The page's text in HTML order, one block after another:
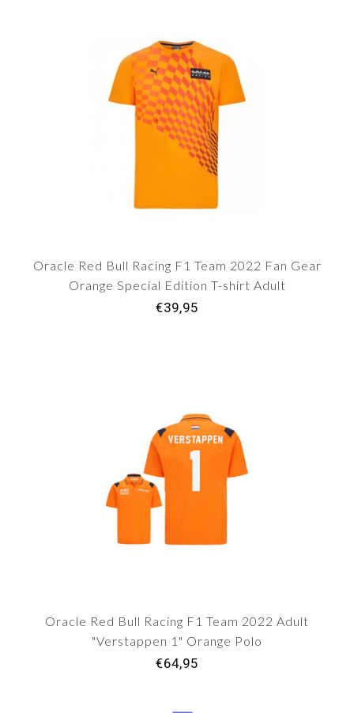
Oracle Red Bull Racing F1 Team 2022 Fan Gear
Orange Special Edition T-shirt Adult
€39,95
Oracle Red Bull Racing F1 Team 2022 Adult
"Verstappen 1" Orange Polo
€64,95